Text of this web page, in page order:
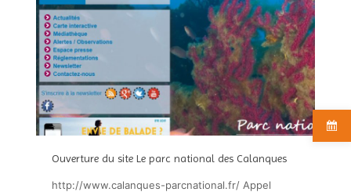
Ouverture du site Le parc national des Calanques
http://www.calanques-parcnational.fr/ Appel